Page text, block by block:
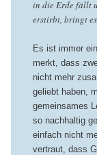
in die Erde fällt
erstirbt, bringt
Es ist immer
merkt, dass
nicht mehr
geliebt haben,
gemeinsames
so nachhaltig
einfach nicht
vertraut, dass